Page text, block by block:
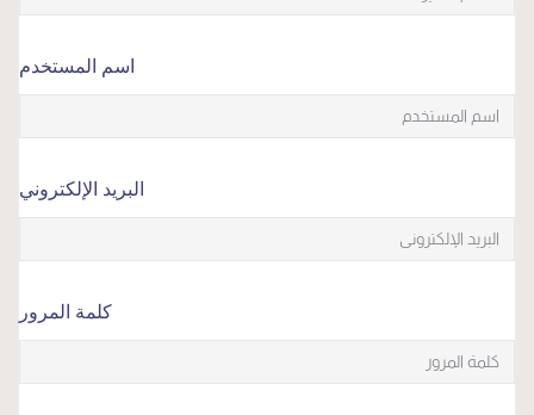
اسم المستخدم
البريد الإلكتروني
كلمة المرور